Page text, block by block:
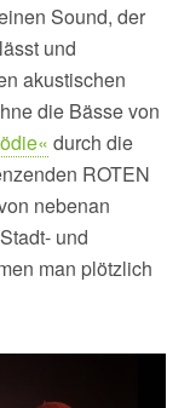
Sound, der
und
akustischen
die Bässe von
durch die
ROTEN
nebenan
und
man plötzlich